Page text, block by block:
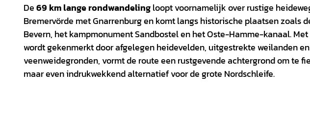
De69 km lange rondwandelingloopt voornamelijk over rustige
Bremervörde met Gnarrenburg en komt langs historische plaatsen zoals
Bevern, het kampmonument Sandbostel en het Oste-Hamme-kanaal.
wordt gekenmerkt door afgelegen heidevelden, uitgestrekte weilanden
veenweidegronden, vormt de route een rustgevende achtergrond om te
maar even indrukwekkend alternatief voor de grote Nordschleife.